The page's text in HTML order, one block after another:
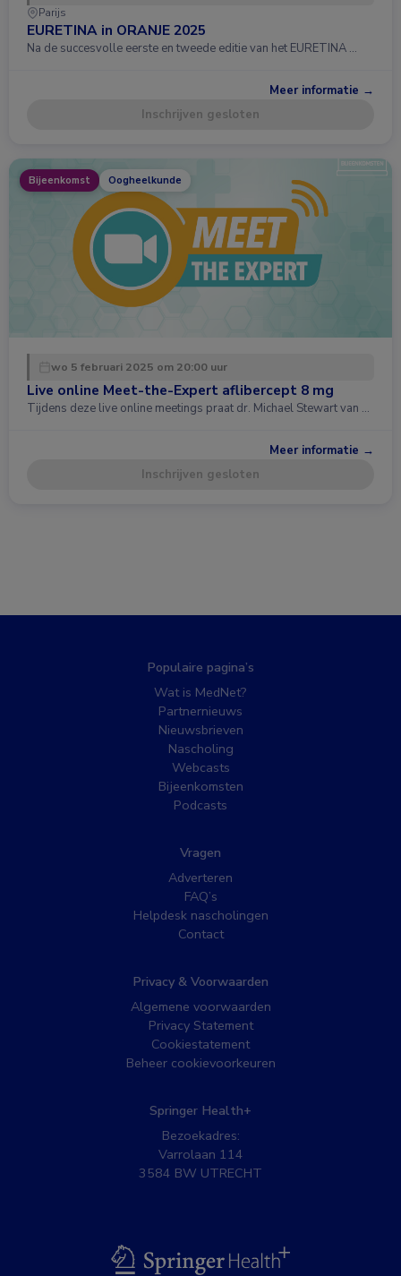
Parijs
EURETINA in ORANJE 2025
Na de succesvolle eerste en tweede editie van het EURETINA …
Meer informatie →
Inschrijven gesloten
Bijeenkomst Oogheelkunde
wo 5 februari 2025 om 20:00 uur
Live online Meet-the-Expert aflibercept 8 mg
Tijdens deze live online meetings praat dr. Michael Stewart van …
Meer informatie →
Inschrijven gesloten
Populaire pagina’s
Wat is MedNet?
Partnernieuws
Nieuwsbrieven
Nascholing
Webcasts
Bijeenkomsten
Podcasts
Vragen
Adverteren
FAQ’s
Helpdesk nascholingen
Contact
Privacy & Voorwaarden
Algemene voorwaarden
Privacy Statement
Cookiestatement
Beheer cookievoorkeuren
Springer Health+
Bezoekadres:
Varrolaan 114
3584 BW UTRECHT
BSL